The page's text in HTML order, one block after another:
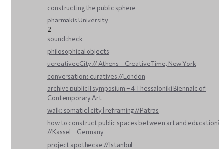
constructing the public sphere
pharmakis University
2
soundcheck
philosophical objects
ucreativecCity // Athens – CreativeTime, New York
conversations curatives //London
archive public ΙΙ symposium – 4 Thessaloniki Biennale of
Contemporary Art
walk: somatic | city | reframing //Patras
how to construct public spaces between art and
//Kassel – Germany
project apothecae // Istanbul